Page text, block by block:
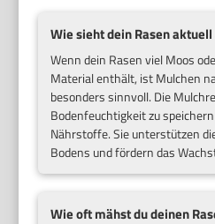
Wie sieht dein Rasen aktuell
Wenn dein Rasen viel Moos
Material enthält, ist Mulchen
besonders sinnvoll. Die
Bodenfeuchtigkeit zu
Nährstoffe. Sie unterstützen
Bodens und fördern das
Wie oft mähst du deinen